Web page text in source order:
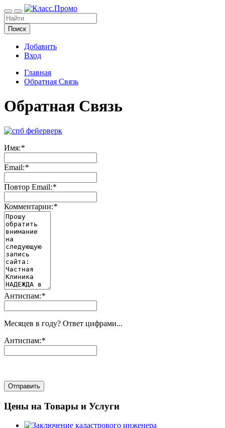
Поиск
Добавить
Вход
Главная
Обратная Связь
Обратная Связь
Имя:*
Email:*
Повтор Email:*
Комментарии:*
Антиспам:*
Месяцев в году? Ответ цифрами...
Антиспам:*
Отправить
Цены на Товары и Услуги